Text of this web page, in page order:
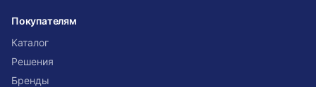
Покупателям
Каталог
Решения
Бренды